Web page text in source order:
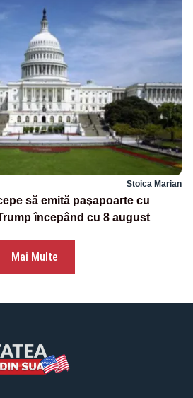
Stoica Marian
să emită paşapoarte cu
începând cu 8 august
Mai Multe